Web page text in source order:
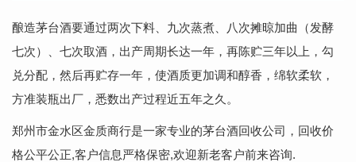
酿造茅台酒要通过两次下料、九次蒸煮、八次摊晾加曲（发酵
七次）、七次取酒，出产周期长达一年，再陈贮三年以上，勾
兑分配，然后再贮存一年，使酒质更加调和醇香，绵软柔软，
方准装瓶出厂，悉数出产过程近五年之久。
郑州市金水区金质商行是一家专业的茅台酒回收公司，回收价
格公平公正,客户信息严格保密,欢迎新老客户前来咨询.